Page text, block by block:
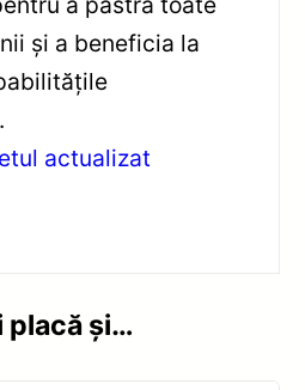
și a beneficia la
actualizat
placă și…